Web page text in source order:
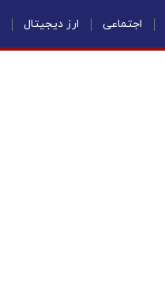
اجتماعی ارز دیجیتال